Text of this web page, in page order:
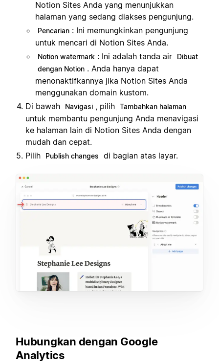
Notion Sites Anda yang menunjukkan
halaman yang sedang diakses pengunjung.
Pencarian : Ini memungkinkan pengunjung
untuk mencari di Notion Sites Anda.
Notion watermark : Ini adalah tanda air
Dibuat
dengan Notion . Anda hanya dapat
menonaktifkannya jika Notion Sites Anda
menggunakan domain kustom.
Di bawah
Navigasi , pilih Tambahkan halaman
untuk membantu pengunjung Anda menavigasi
ke halaman lain di Notion Sites Anda dengan
mudah dan cepat.
Pilih
Publish changes di bagian atas layar.
Hubungkan dengan Google
Analytics